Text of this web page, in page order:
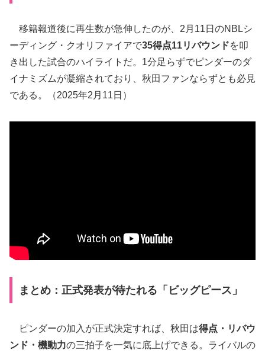
移籍報道後に再生数が急伸したのが、2月11日のNBLシ
ーディング・クオリファイアで35得点11リバウンドを叩
き出した試合のハイライトだ。1分足らずでピンダーのダ
イナミズムが凝縮されており、秋田ファンならずとも必見
である。（2025年2月11日）
まとめ：正式発表が待たれる「ビッグピース」
ピンダーの加入が正式決定すれば、秋田は得点・リバウ
ンド・機動力の三拍子を一気に底上げできる。ライバルの